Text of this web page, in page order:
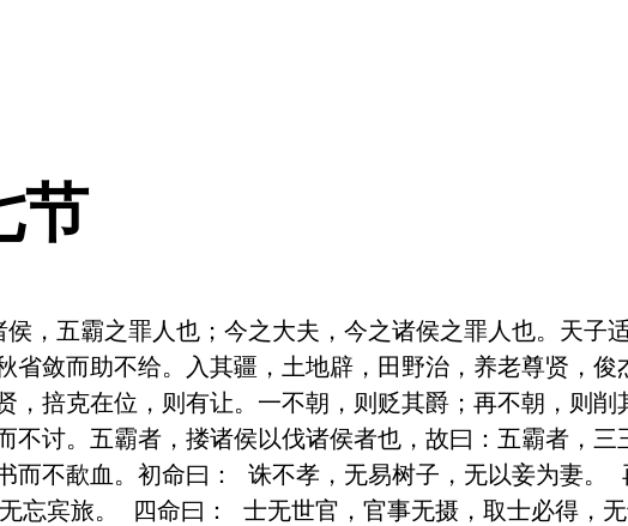
节
，五霸之罪人也；今之大夫，今之诸侯之罪人也。天子
省敛而助不给。入其疆，土地辟，田野治，养老尊贤，俊
掊克在位，则有让。一不朝，则贬其爵；再不朝，则削
不讨。五霸者，搂诸侯以伐诸侯者也，故曰：五霸者，三
而不歃血。初命曰： 诛不孝，无易树子，无以妾为妻。
忘宾旅。 四命曰： 士无世官，官事无摄，取士必得，